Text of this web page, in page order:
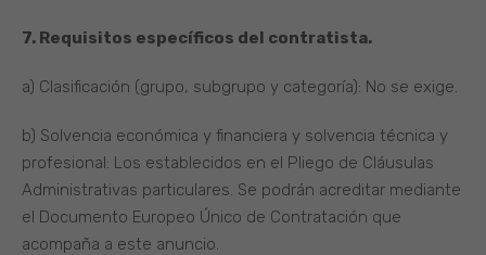
7. Requisitos específicos del contratista.
a) Clasificación (grupo, subgrupo y categoría): No se exige.
b) Solvencia económica y financiera y solvencia técnica y
profesional: Los establecidos en el Pliego de Cláusulas
Administrativas particulares. Se podrán acreditar mediante
el Documento Europeo Único de Contratación que
acompaña a este anuncio.